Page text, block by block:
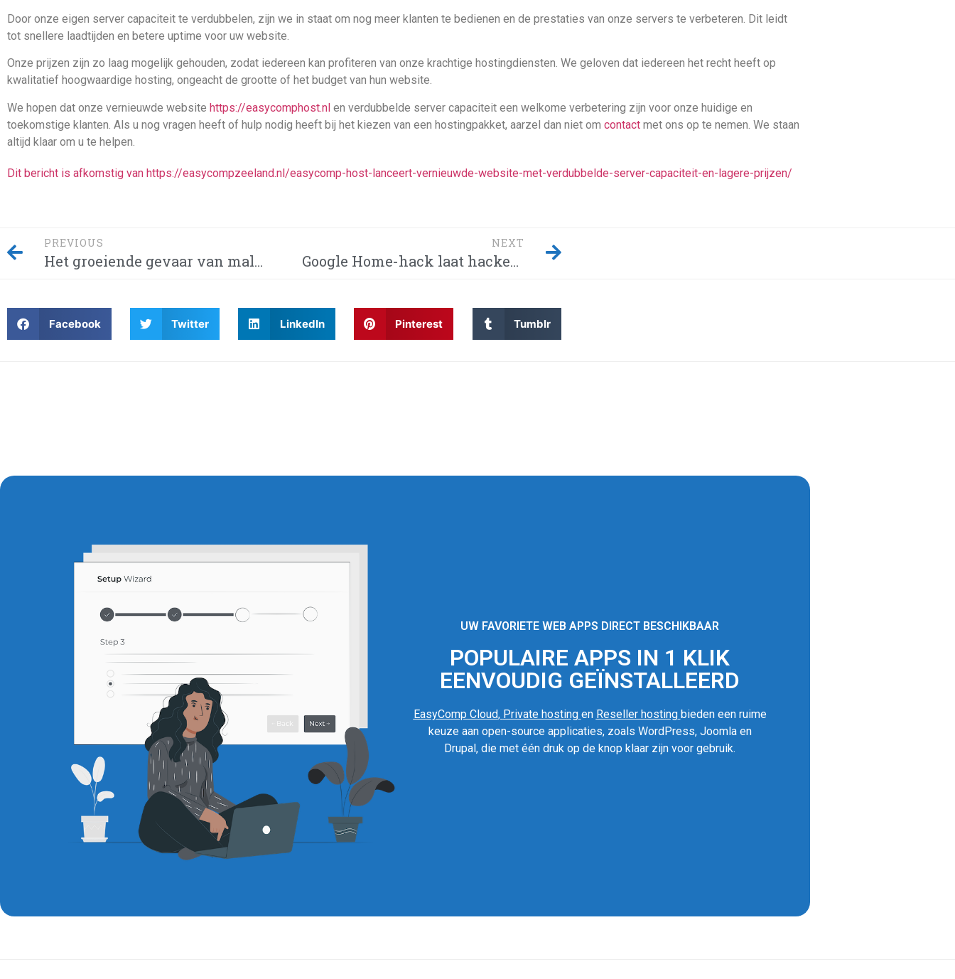
Door onze eigen server capaciteit te verdubbelen, zijn we in staat om nog meer klanten te bedienen en de prestaties van onze servers te verbeteren. Dit leidt
tot snellere laadtijden en betere uptime voor uw website.
Onze prijzen zijn zo laag mogelijk gehouden, zodat iedereen kan profiteren van onze krachtige hostingdiensten. We geloven dat iedereen het recht heeft op
kwalitatief hoogwaardige hosting, ongeacht de grootte of het budget van hun website.
We hopen dat onze vernieuwde website https://easycomphost.nl en verdubbelde server capaciteit een welkome verbetering zijn voor onze huidige en
toekomstige klanten. Als u nog vragen heeft of hulp nodig heeft bij het kiezen van een hostingpakket, aarzel dan niet om contact met ons op te nemen. We staan
altijd klaar om u te helpen.
Dit bericht is afkomstig van https://easycompzeeland.nl/easycomp-host-lanceert-vernieuwde-website-met-verdubbelde-server-capaciteit-en-lagere-prijzen/
PREVIOUS
Het groeiende gevaar van malvertising via Google Ads
NEXT
Google Home-hack laat hackers afluisteren van je privégesprekken – Dit moet je weten! Waarom wordt Twitter steeds gehackt en heeft China eindelijk de encryptie gebroken met kwantumcomputers?
Facebook Twitter LinkedIn Pinterest Tumblr
UW FAVORIETE WEB APPS DIRECT BESCHIKBAAR
POPULAIRE APPS IN 1 KLIK
EENVOUDIG GEÏNSTALLEERD
EasyComp Cloud, Private hosting en Reseller hosting bieden een ruime
keuze aan open-source applicaties, zoals WordPress, Joomla en
Drupal, die met één druk op de knop klaar zijn voor gebruik.